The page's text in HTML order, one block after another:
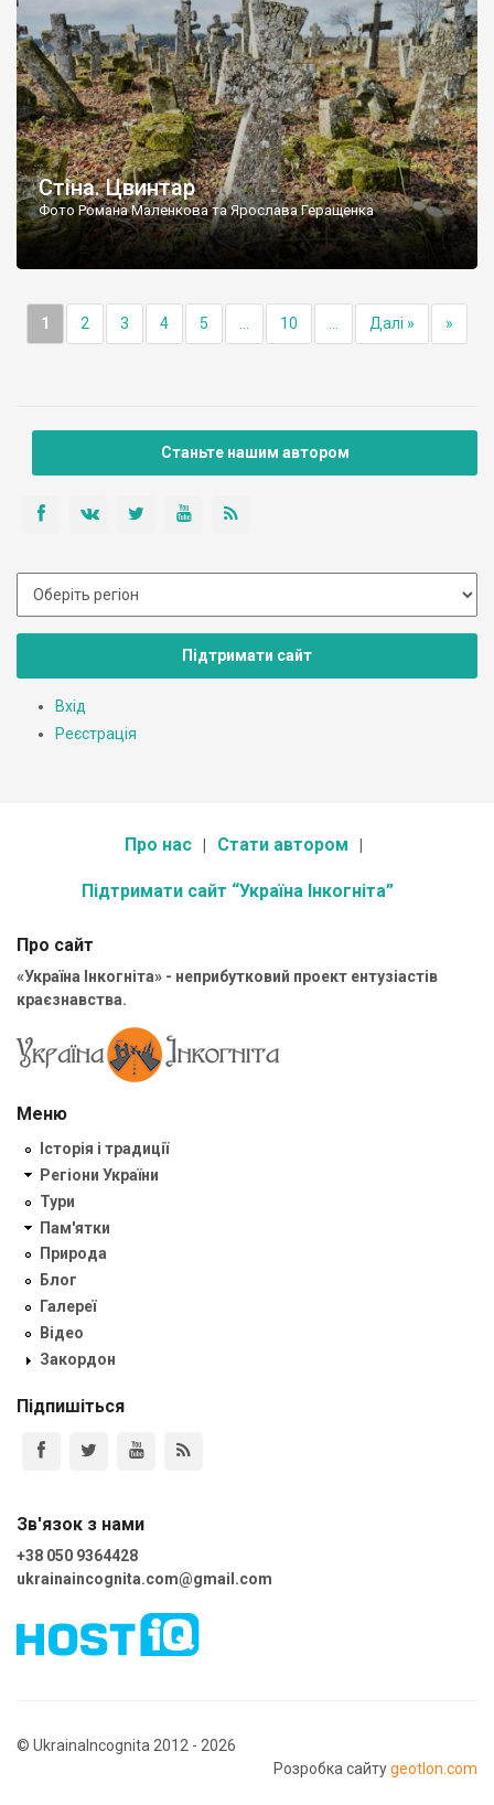
Стіна. Цвинтар
Фото Романа Маленкова та Ярослава Геращенка
1 2 3 4 5 10 Далі » »
Станьте нашим автором
Підтримати сайт
Вхід
Реєстрація
Про нас Стати автором
Підтримати сайт “Україна Інкогніта”
Про сайт
«Україна Інкогніта» - неприбутковий проект ентузіастів
краєзнавства.
Меню
Історія і традиції
Регіони України
Тури
Пам'ятки
Природа
Блог
Галереї
Відео
Закордон
Підпишіться
Зв'язок з нами
+38 050 9364428
ukrainaincognita.com@gmail.com
© UkrainaIncognita 2012 - 2026
Розробка сайтуgeotlon.com